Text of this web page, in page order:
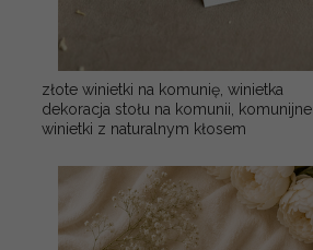
złote winietki na komunię, winietka
dekoracja stołu na komunii, komunijne
winietki z naturalnym kłosem